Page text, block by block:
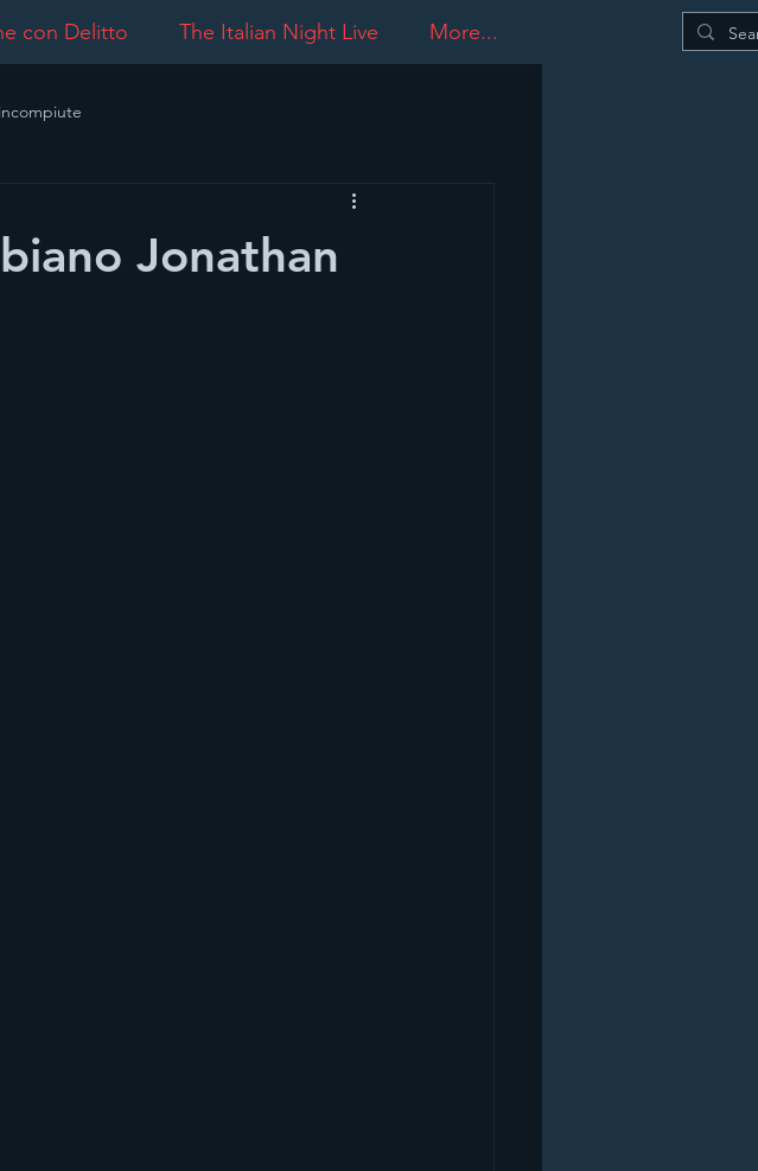
con Delitto The Italian Night Live More...
Jonathan